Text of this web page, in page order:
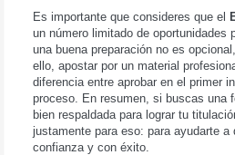
Es importante que consideres que el
un número limitado de oportunidades
una buena preparación no es
ello, apostar por un material
diferencia entre aprobar en el primer
proceso. En resumen, si buscas una
bien respaldada para lograr tu
justamente para eso: para ayudarte
confianza y con éxito.